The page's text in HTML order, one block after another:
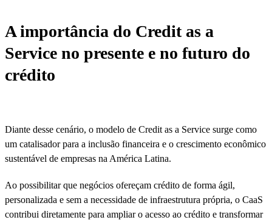
A importância do Credit as a
Service no presente e no futuro do
crédito
Diante desse cenário, o modelo de Credit as a Service surge como
um catalisador para a inclusão financeira e o crescimento econômico
sustentável de empresas na América Latina.
Ao possibilitar que negócios ofereçam crédito de forma ágil,
personalizada e sem a necessidade de infraestrutura própria, o CaaS
contribui diretamente para ampliar o acesso ao crédito e transformar